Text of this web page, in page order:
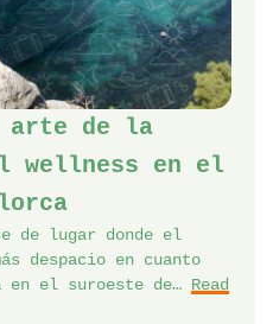
arte de la
wellness en el
de lugar donde el
despacio en cuanto
el suroeste de… Read